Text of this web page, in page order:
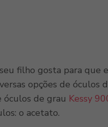
filho gosta para que
opções de óculos
óculos de grau Kessy
o acetato.